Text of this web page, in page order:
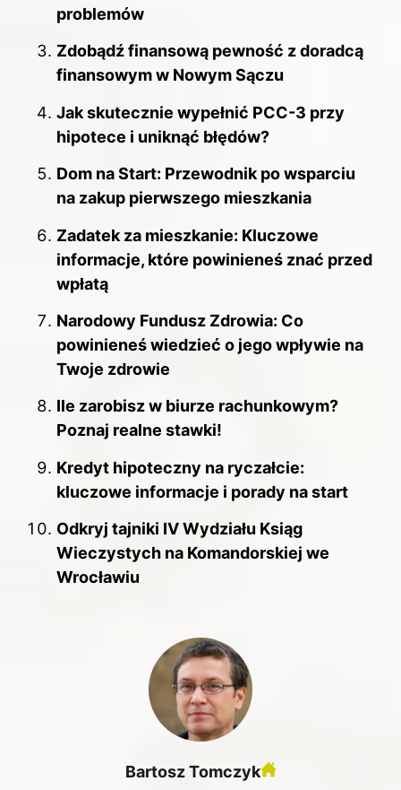
problemów
Zdobądź finansową pewność z doradcą
finansowym w Nowym Sączu
Jak skutecznie wypełnić PCC-3 przy
hipotece i uniknąć błędów?
Dom na Start: Przewodnik po wsparciu
na zakup pierwszego mieszkania
Zadatek za mieszkanie: Kluczowe
informacje, które powinieneś znać przed
wpłatą
Narodowy Fundusz Zdrowia: Co
powinieneś wiedzieć o jego wpływie na
Twoje zdrowie
Ile zarobisz w biurze rachunkowym?
Poznaj realne stawki!
Kredyt hipoteczny na ryczałcie:
kluczowe informacje i porady na start
Odkryj tajniki IV Wydziału Ksiąg
Wieczystych na Komandorskiej we
Wrocławiu
Bartosz Tomczyk